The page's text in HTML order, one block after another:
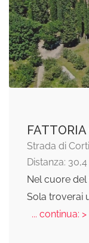
Strada di
Distanza:
Nel cuore del
Sola troverai
... continua: >